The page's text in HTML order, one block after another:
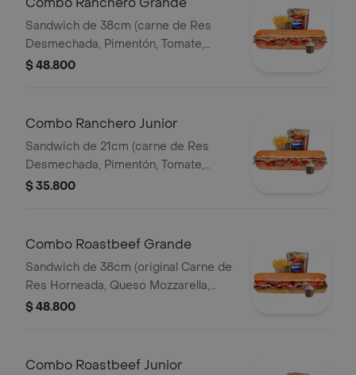
Sandwich de 38cm (carne de Res
Desmechada, Pimentón, Tomate,
Tocineta, Lechuga, Queso Mozzarella,
$ 48.800
Combo Ranchero Junior
Sandwich de 21cm (carne de Res
Desmechada, Pimentón, Tomate,
Tocineta, Lechuga, Queso Mozzarella,
$ 35.800
Combo Roastbeef Grande
Sandwich de 38cm (original Carne de
Res Horneada, Queso Mozzarella,
Tomate, Lechuga, Salsa BBQ y Salsa
$ 48.800
Combo Roastbeef Junior